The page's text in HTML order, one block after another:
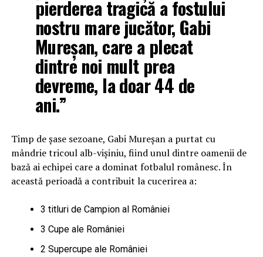
pierderea tragică a fostului
nostru mare jucător, Gabi
Mureșan, care a plecat
dintre noi mult prea
devreme, la doar 44 de
ani.”
Timp de șase sezoane, Gabi Mureșan a purtat cu
mândrie tricoul alb-vișiniu, fiind unul dintre oamenii de
bază ai echipei care a dominat fotbalul românesc. În
această perioadă a contribuit la cucerirea a:
3 titluri de Campion al României
3 Cupe ale României
2 Supercupe ale României